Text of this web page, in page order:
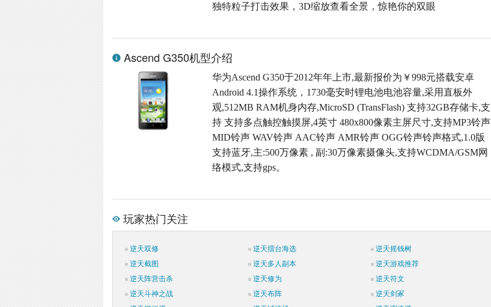
独特粒子打击效果，3D缩放查看全景，惊艳你的双眼
Ascend G350机型介绍
华为Ascend G350于2012年年上市,最新报价为￥998元搭载安卓
Android 4.1操作系统，1730毫安时锂电池电池容量,采用直板外
观,512MB RAM机身内存,MicroSD (TransFlash) 支持32GB存储卡,支
持 支持多点触控触摸屏,4英寸 480x800像素主屏尺寸,支持MP3铃声
MID铃声 WAV铃声 AAC铃声 AMR铃声 OGG铃声铃声格式,1.0版
支持蓝牙,主:500万像素 , 副:30万像素摄像头,支持WCDMA/GSM网
络模式,支持gps。
玩家热门关注
逆天双修 逆天擂台海选
逆天摇钱树
逆天截图
逆天多人副本
逆天游戏推荐
逆天阵营击杀
逆天修为
逆天符文
逆天斗神之战
逆天布阵
逆天剑冢